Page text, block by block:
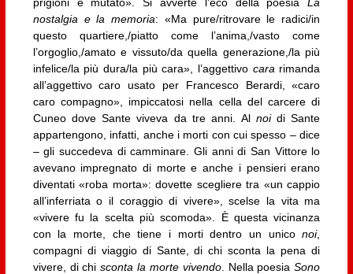
nostalgia e la memoria: «Ma pure/ritrovare le radici/in
questo quartiere,/piatto come l’anima,/vasto come
l’orgoglio,/amato e vissuto/da quella generazione,/la più
infelice/la più dura/la più cara», l’aggettivo cara rimanda
all’aggettivo caro usato per Francesco Berardi, «caro
caro compagno», impiccatosi nella cella del carcere di
Cuneo dove Sante viveva da tre anni. Al noidi Sante
appartengono, infatti, anche i morti con cui spesso – dice
– gli succedeva di camminare. Gli anni di San Vittore lo
avevano impregnato di morte e anche i pensieri erano
diventati «roba morta»: dovette scegliere tra «un cappio
all’inferriata o il coraggio di vivere», scelse la vita ma
«vivere fu la scelta più scomoda». È questa vicinanza
con la morte, che tiene i morti dentro un uniconoi,
compagni di viaggio di Sante, di chi sconta la pena di
vivere, di chisconta la morte vivendo. Nella poesiaSono